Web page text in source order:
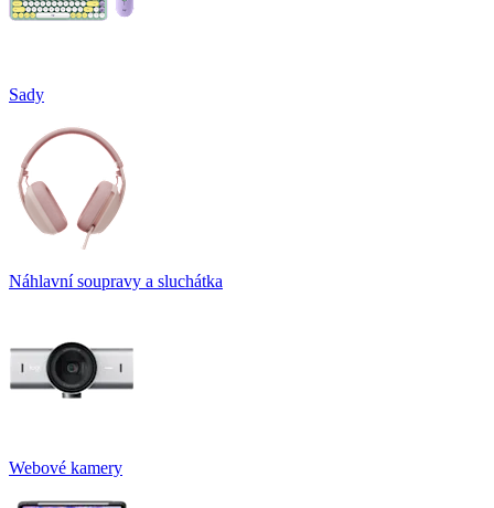
Sady
Náhlavní soupravy a sluchátka
Webové kamery